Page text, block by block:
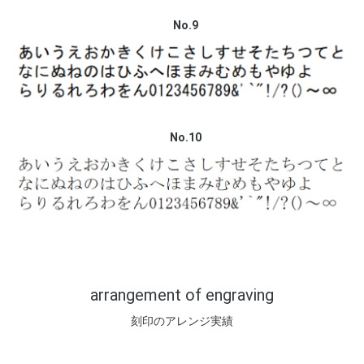
No.9
No.10
arrangement of engraving
刻印のアレンジ実績